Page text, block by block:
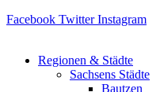
Facebook Twitter Instagram
Regionen & Städte
Sachsens Städte
Bautzen